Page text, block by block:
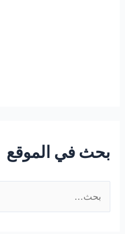
بحث في الموقع
ل